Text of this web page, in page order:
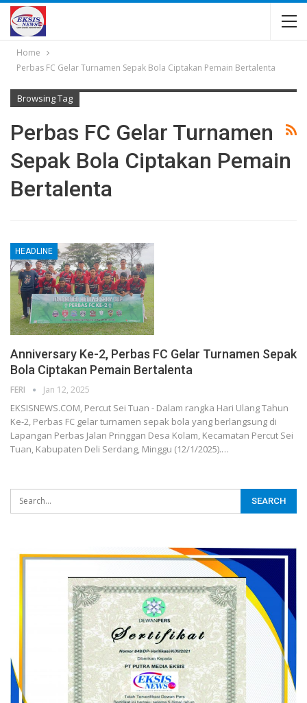
Home
Perbas FC Gelar Turnamen Sepak Bola Ciptakan Pemain Bertalenta
Browsing Tag
Perbas FC Gelar Turnamen
Sepak Bola Ciptakan Pemain
Bertalenta
HEADLINE
Anniversary Ke-2, Perbas FC Gelar Turnamen Sepak
Bola Ciptakan Pemain Bertalenta
FERI Jan 12, 2025
EKSISNEWS.COM, Percut Sei Tuan - Dalam rangka Hari Ulang Tahun
Ke-2, Perbas FC gelar turnamen sepak bola yang berlangsung di
Lapangan Perbas Jalan Pringgan Desa Kolam, Kecamatan Percut Sei
Tuan, Kabupaten Deli Serdang, Minggu (12/1/2025).…